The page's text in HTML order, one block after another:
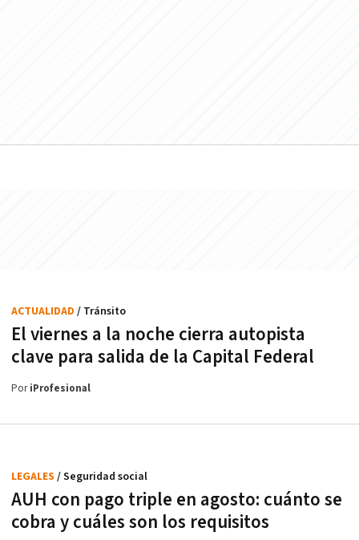
El viernes a la noche cierra autopista
clave para salida de la Capital Federal
ACTUALIDAD / Tránsito
PoriProfesional
AUH con pago triple en agosto: cuánto se
cobra y cuáles son los requisitos
LEGALES / Seguridad social